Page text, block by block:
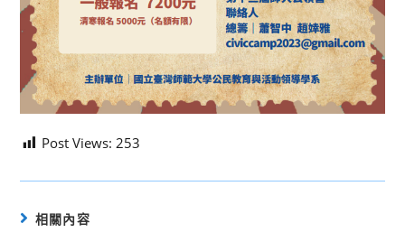
Post Views: 253
相關內容